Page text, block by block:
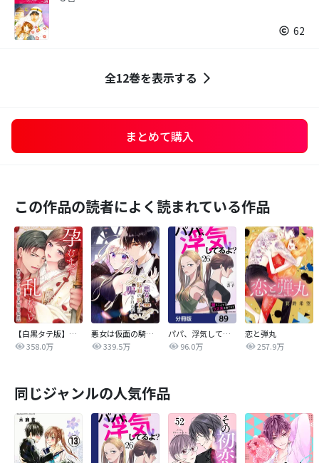
62
全12巻を表示する
まとめて購入
この作品の読者によく読まれている作品
【白黒タテ版】孕むまで乱れいけ～身代わり花嫁と軍服の猛愛
358.0万
悪女は仮面の騎士に騙されない
339.5万
パパ、浮気してるよ？娘と二人でクズ夫を捨てます【分冊版】
96.0万
恋と弾丸
257.9万
同じジャンルの人気作品